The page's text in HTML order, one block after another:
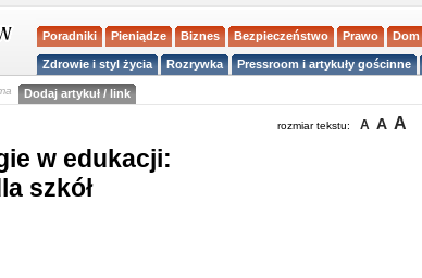
Poradniki Pieniądze Biznes Bezpieczeństwo Prawo Dom
Zdrowie i styl życia Rozrywka Pressroom i artykuły gościnne
Dodaj artykuł / link
rozmiar tekstu: A A A
w edukacji:
szkół